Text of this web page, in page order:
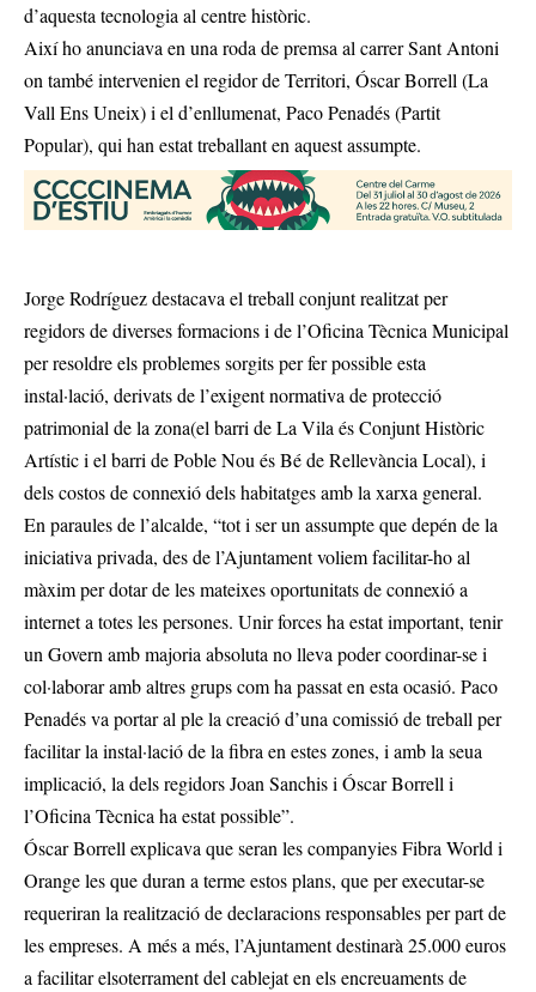
d’aquesta tecnologia al centre històric.
Així ho anunciava en una roda de premsa al carrer Sant Antoni
on també intervenien el regidor de Territori, Óscar Borrell (La
Vall Ens Uneix) i el d’enllumenat, Paco Penadés (Partit
Popular), qui han estat treballant en aquest assumpte.
Jorge Rodríguez destacava el treball conjunt realitzat per
regidors de diverses formacions i de l’Oficina Tècnica Municipal
per resoldre els problemes sorgits per fer possible esta
instal·lació, derivats de l’exigent normativa de protecció
patrimonial de la zona(el barri de La Vila és Conjunt Històric
Artístic i el barri de Poble Nou és Bé de Rellevància Local), i
dels costos de connexió dels habitatges amb la xarxa general.
En paraules de l’alcalde, “tot i ser un assumpte que depén de la
iniciativa privada, des de l’Ajuntament voliem facilitar-ho al
màxim per dotar de les mateixes oportunitats de connexió a
internet a totes les persones. Unir forces ha estat important, tenir
un Govern amb majoria absoluta no lleva poder coordinar-se i
col·laborar amb altres grups com ha passat en esta ocasió. Paco
Penadés va portar al ple la creació d’una comissió de treball per
facilitar la instal·lació de la fibra en estes zones, i amb la seua
implicació, la dels regidors Joan Sanchis i Óscar Borrell i
l’Oficina Tècnica ha estat possible”.
Óscar Borrell explicava que seran les companyies Fibra World i
Orange les que duran a terme estos plans, que per executar-se
requeriran la realització de declaracions responsables per part de
les empreses. A més a més, l’Ajuntament destinarà 25.000 euros
a facilitar elsoterrament del cablejat en els encreuaments de